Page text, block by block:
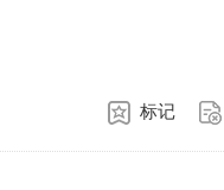
标记